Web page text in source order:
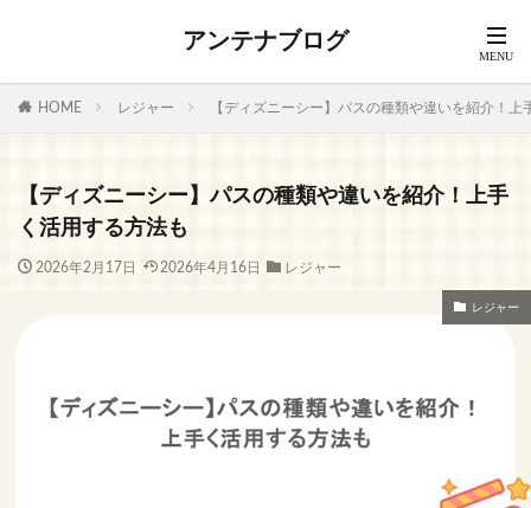
アンテナブログ
HOME レジャー 【ディズニーシー】パスの種類や違いを紹介！上
【ディズニーシー】パスの種類や違いを紹介！上手
く活用する方法も
2026年2月17日 2026年4月16日 レジャー
レジャー